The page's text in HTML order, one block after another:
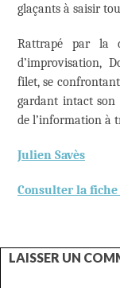
glaçants à saisir
Rattrapé par la
d’improvisation,
filet, se
gardant intact son
de l’information à
Julien Savès
Consulter la
LAISSER UN